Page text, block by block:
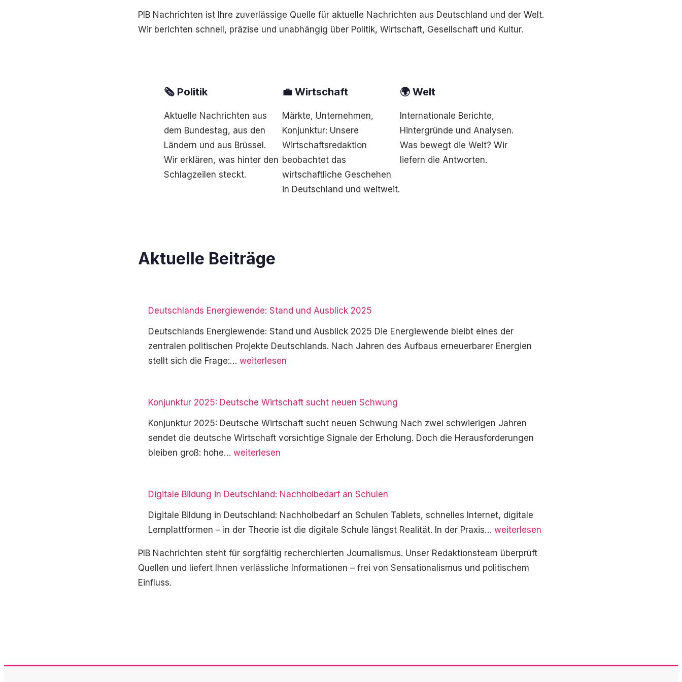
PIB Nachrichten ist Ihre zuverlässige Quelle für aktuelle Nachrichten aus Deutschland und der Welt.
Wir berichten schnell, präzise und unabhängig über Politik, Wirtschaft, Gesellschaft und Kultur.
🗞️ Politik
Aktuelle Nachrichten aus
dem Bundestag, aus den
Ländern und aus Brüssel.
Wir erklären, was hinter den
Schlagzeilen steckt.
💼 Wirtschaft
Märkte, Unternehmen,
Konjunktur: Unsere
Wirtschaftsredaktion
beobachtet das
wirtschaftliche Geschehen
in Deutschland und weltweit.
🌍 Welt
Internationale Berichte,
Hintergründe und Analysen.
Was bewegt die Welt? Wir
liefern die Antworten.
Aktuelle Beiträge
Deutschlands Energiewende: Stand und Ausblick 2025
Deutschlands Energiewende: Stand und Ausblick 2025 Die Energiewende bleibt eines der
zentralen politischen Projekte Deutschlands. Nach Jahren des Aufbaus erneuerbarer Energien
stellt sich die Frage:… Deutschlands
und
Ausblick
2025
weiterlesen
Konjunktur 2025: Deutsche Wirtschaft sucht neuen Schwung
Konjunktur 2025: Deutsche Wirtschaft sucht neuen Schwung Nach zwei schwierigen Jahren
sendet die deutsche Wirtschaft vorsichtige Signale der Erholung. Doch die Herausforderungen
bleiben groß: hohe… Konjunktur
Wirtschaft
sucht
neuen
weiterlesen
Digitale Bildung in Deutschland: Nachholbedarf an Schulen
Digitale Bildung in Deutschland: Nachholbedarf an Schulen Tablets, schnelles Internet, digitale
Lernplattformen – in der Theorie ist die digitale Schule längst Realität. In der Praxis… Digitale
in
Deutschland:
weiterlesen
PIB Nachrichten steht für sorgfältig recherchierten Journalismus. Unser Redaktionsteam überprüft
Quellen und liefert Ihnen verlässliche Informationen – frei von Sensationalismus und politischem
Einfluss.